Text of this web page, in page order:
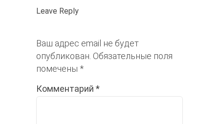
Leave Reply
Ваш адрес email не будет
опубликован. Обязательные поля
помечены *
Комментарий *